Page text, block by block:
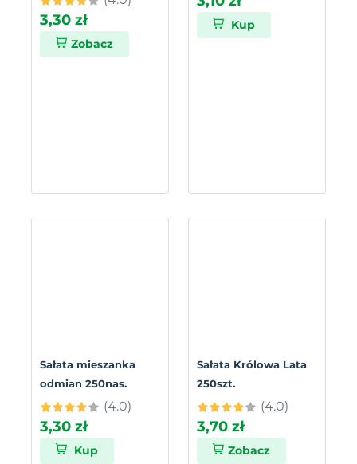
3,30 zł
Zobacz
Kup
Sałata mieszanka
odmian 250nas.
(4.0)
3,30 zł
Kup
Sałata Królowa Lata
250szt.
(4.0)
3,70 zł
Zobacz